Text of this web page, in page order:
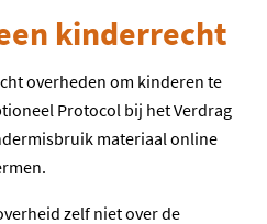
kinderrecht
overheden om kinderen te
Protocol bij het Verdrag
materiaal online
zelf niet over de